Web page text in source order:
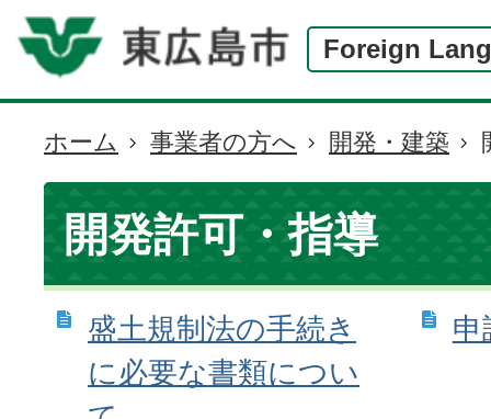
Foreign
現
在
の
位
置
ホーム 事業者の方へ 開発・建築
開発許可・指導
盛土規制法の手続き
に必要な書類につい
申